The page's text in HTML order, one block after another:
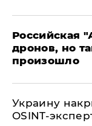
​Российская
дронов, но
произошло
​Украину
OSINT-